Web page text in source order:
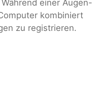
einer Augen-
kombiniert
zu registrieren.